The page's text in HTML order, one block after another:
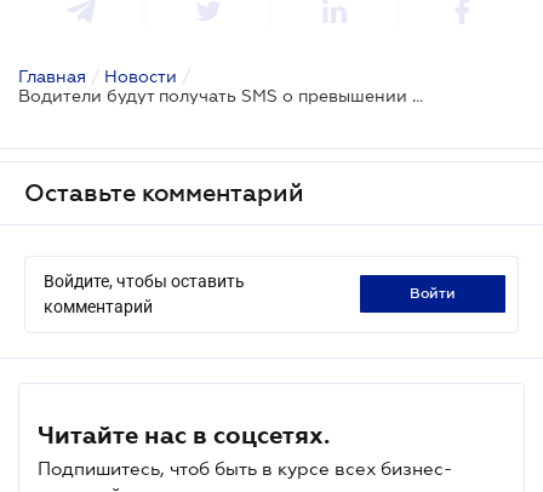
Главная / Новости /
Водители будут получать SMS о превышении скорости
Оставьте комментарий
Войдите, чтобы оставить
комментарий
войти
Читайте нас в соцсетях.
Подпишитесь, чтоб быть в курсе всех бизнес-